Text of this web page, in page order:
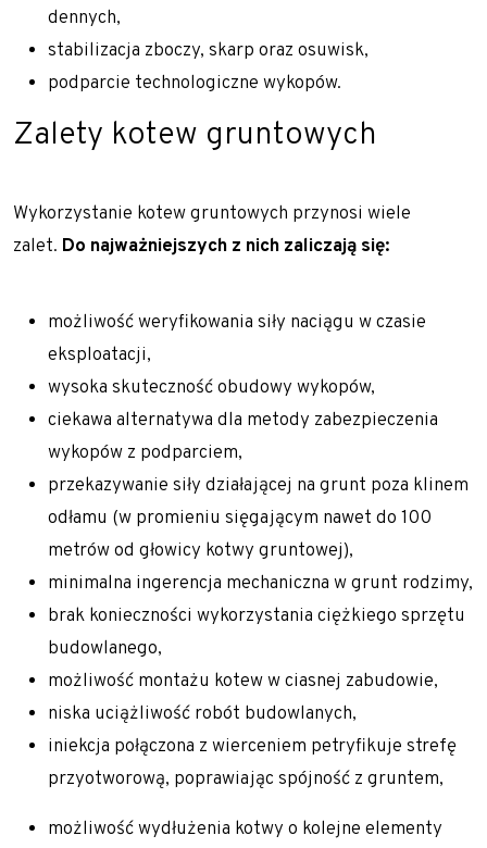
dennych,
stabilizacja zboczy, skarp oraz osuwisk,
podparcie technologiczne wykopów.
Zalety kotew gruntowych
Wykorzystanie kotew gruntowych przynosi wiele
zalet. Do najważniejszych z nich zaliczają się:
możliwość weryfikowania siły naciągu w czasie
eksploatacji,
wysoka skuteczność obudowy wykopów,
ciekawa alternatywa dla metody zabezpieczenia
wykopów z podparciem,
przekazywanie siły działającej na grunt poza klinem
odłamu (w promieniu sięgającym nawet do 100
metrów od głowicy kotwy gruntowej),
minimalna ingerencja mechaniczna w grunt rodzimy,
brak konieczności wykorzystania ciężkiego sprzętu
budowlanego,
możliwość montażu kotew w ciasnej zabudowie,
niska uciążliwość robót budowlanych,
iniekcja połączona z wierceniem petryfikuje strefę
przyotworową, poprawiając spójność z gruntem,
możliwość wydłużenia kotwy o kolejne elementy